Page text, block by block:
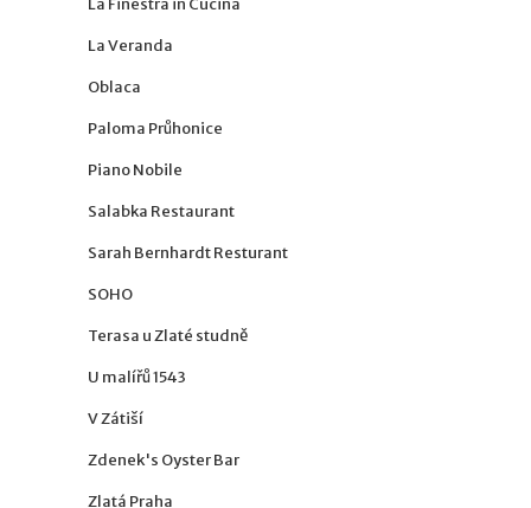
La Veranda
Oblaca
Paloma Průhonice
Piano Nobile
Salabka Restaurant
Sarah Bernhardt Resturant
SOHO
Terasa u Zlaté studně
U malířů 1543
V Zátiší
Zdenek's Oyster Bar
Zlatá Praha